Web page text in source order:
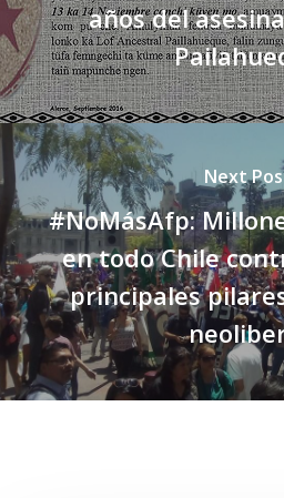
años del
Next
#NoMásAfp:
en todo Chile
principales